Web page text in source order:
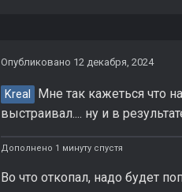
Опубликовано 12 декабря, 2024
Kreal
Мне так кажеться что
выстраивал.... ну и в
Дополнено 1 минуту спустя
Во что откопал, надо будет